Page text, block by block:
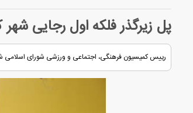
پل زیرگذر فلکه اول رجایی
رییس کمیسیون فرهنگی، اجتماعی و ورزشی شورای اسلامی